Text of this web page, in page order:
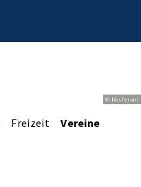
© bbsferrari
Freizeit Vereine